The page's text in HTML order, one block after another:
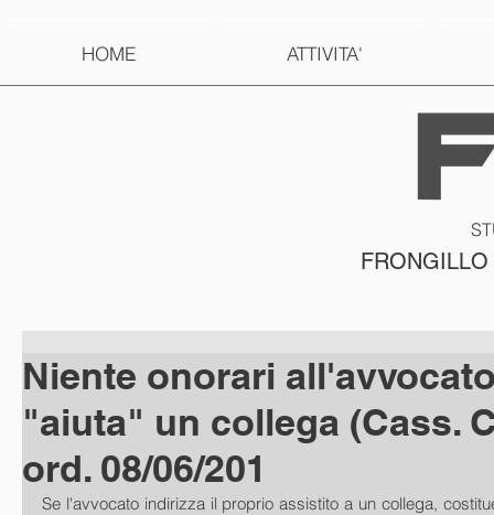
HOME ATTIVITA'
Niente onorari
"aiuta" un collega (Cass.
ord. 08/06/201
Se l'avvocato indirizza il proprio assistito a un collega,